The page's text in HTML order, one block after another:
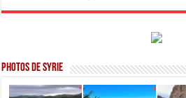
Photos de Syrie